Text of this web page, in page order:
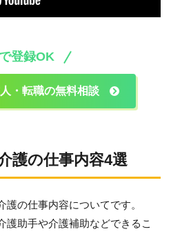
登録OK
・転職の無料相談
護の仕事内容4選
の仕事内容についてです。
護助手や介護補助などできるこ